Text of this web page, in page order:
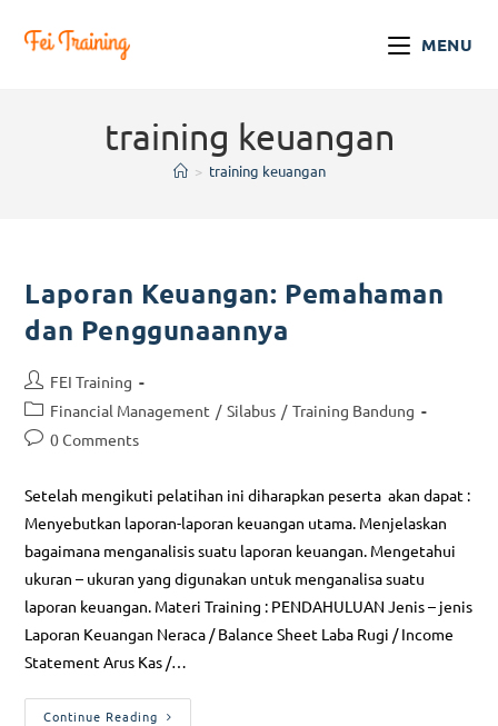
MENU
training keuangan
> training keuangan
Laporan Keuangan: Pemahaman
dan Penggunaannya
FEI Training
Financial Management / Silabus / Training Bandung
0 Comments
Setelah mengikuti pelatihan ini diharapkan peserta akan dapat :
Menyebutkan laporan-laporan keuangan utama. Menjelaskan
bagaimana menganalisis suatu laporan keuangan. Mengetahui
ukuran – ukuran yang digunakan untuk menganalisa suatu
laporan keuangan. Materi Training : PENDAHULUAN Jenis – jenis
Laporan Keuangan Neraca / Balance Sheet Laba Rugi / Income
Statement Arus Kas /…
Continue Reading